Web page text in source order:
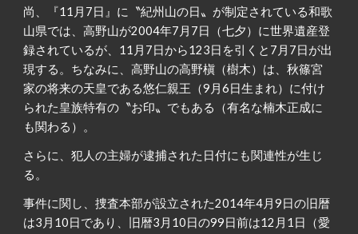
尚、『11月7日』に〝紀州山の日〟が制定されている和歌
山県では、高野山が2004年7月7日（七夕）に世界遺産登
録されているが、11月7日から123日を引くと7月7日が出
現する。ちなみに、高野山の高野槇（樹木）は、秋篠宮
家の将来の天皇である悠仁親王（9月6日生まれ）に付け
られた皇族特有の〝お印〟でもある（有名な楠木正成に
も関わる）。
さらに、犯人の主婦が逮捕された日付にも関連性が生じ
る。
事件に関し、捜査本部が設立された2014年4月9日の旧暦
は3月10日であり、旧暦3月10日の99日前は12月1日（愛